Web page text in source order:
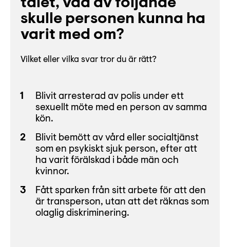
talet, vad av följande
skulle personen kunna ha
varit med om?
Vilket eller vilka svar tror du är rätt?
Blivit arresterad av polis under ett
sexuellt möte med en person av samma
kön.
Blivit bemött av vård eller socialtjänst
som en psykiskt sjuk person, efter att
ha varit förälskad i både män och
kvinnor.
Fått sparken från sitt arbete för att den
är transperson, utan att det räknas som
olaglig diskriminering.